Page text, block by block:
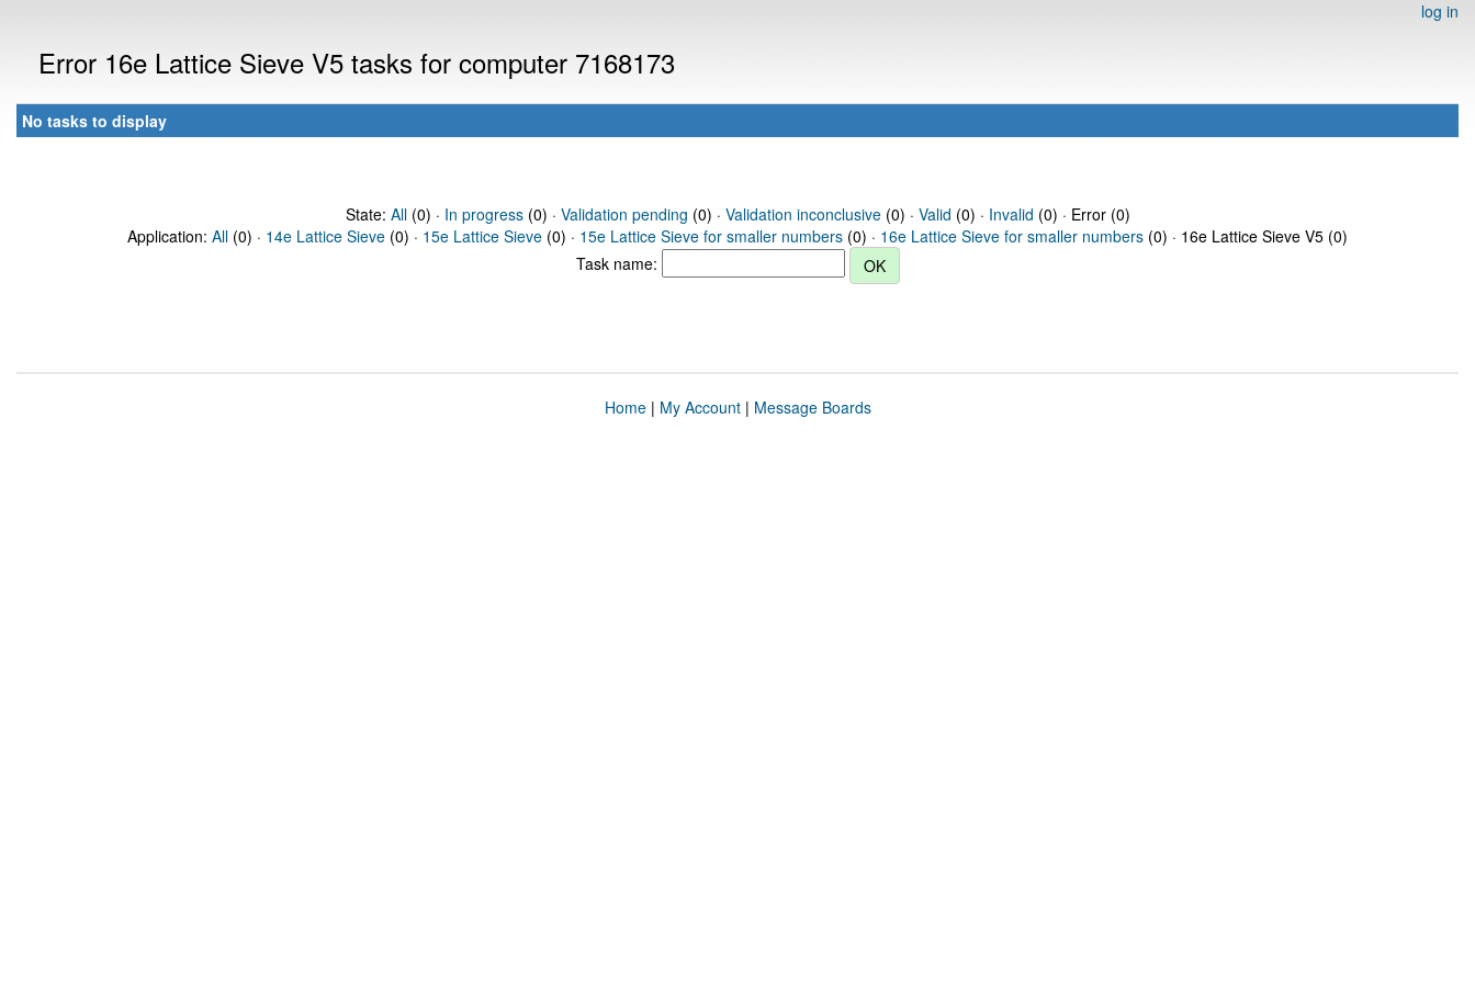
log in
Error 16e Lattice Sieve V5 tasks for computer 7168173
No tasks to display
State: All(0) · In progress(0) · Validation pending (0) · Validation inconclusive(0) · Valid (0) · Invalid (0) · Error (0)
Application: All (0) · 14e Lattice Sieve (0) · 15e Lattice Sieve (0) · 15e Lattice Sieve for smaller numbers (0) · 16e Lattice Sieve for smaller numbers (0) · 16e Lattice Sieve V5 (0)
Task name:
Home| My Account| Message Boards